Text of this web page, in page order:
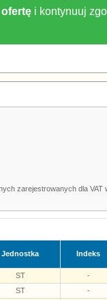
ofertę i kontynuuj
zarejestrowanych dla VAT
Jednostka Indeks
ST -
ST -